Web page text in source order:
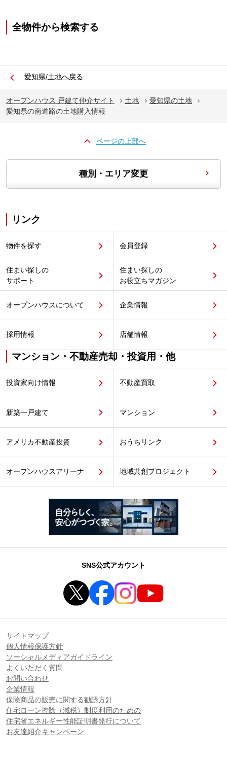
全物件から検索する
愛知県/土地へ戻る
オープンハウス 戸建て仲介サイト 土地
愛知県の土地
愛知県の南道路の土地購入情報
ページの上部へ
種別・エリア変更
リンク
物件を探す 会員登録
住まい探しの
サポート
住まい探しの
お役立ちマガジン
オープンハウスについて 企業情報
採用情報 店舗情報
マンション・不動産売却・投資用・他
投資家向け情報 不動産買取
新築一戸建て マンション
アメリカ不動産投資 おうちリンク
オープンハウスアリーナ 地域共創プロジェクト
SNS公式アカウント
サイトマップ
個人情報保護方針
ソーシャルメディアガイドライン
よくいただく質問
お問い合わせ
企業情報
保険商品の販売に関する勧誘方針
住宅ローン控除（減税）制度利用のための
住宅省エネルギー性能証明書発行について
お友達紹介キャンペーン